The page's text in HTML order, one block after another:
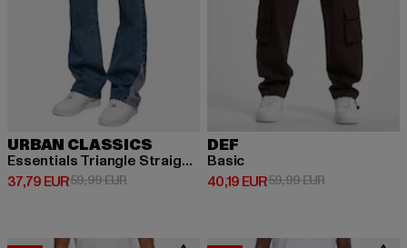
URBAN CLASSICS
Essentials Triangle Straight Fit Jeans Mid
37,79 EUR
Derzeitiger Preis: 37,79 EUR
59,99 EURAktionspreis: 59,99 EUR
DEF
Basic
40,19 EUR
Derzeitiger Preis: 40,19 EUR
59,99 EURAktionspreis: